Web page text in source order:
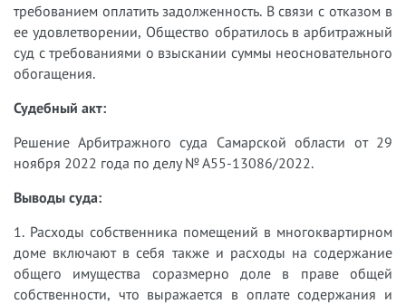
требованием оплатить задолженность. В связи с отказом в
ее удовлетворении, Общество обратилось в арбитражный
суд с требованиями о взыскании суммы неосновательного
обогащения.
Судебный акт:
Решение Арбитражного суда Самарской области от 29
ноября 2022 года по делу № А55-13086/2022.
Выводы суда:
1. Расходы собственника помещений в многоквартирном
доме включают в себя также и расходы на содержание
общего имущества соразмерно доле в праве общей
собственности, что выражается в оплате содержания и